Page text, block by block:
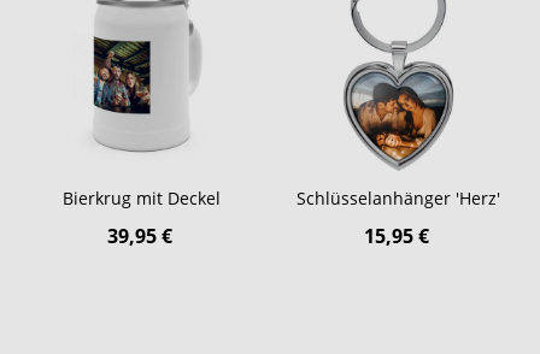
Bierkrug mit Deckel
39,95 €
Schlüsselanhänger 'Herz'
15,95 €